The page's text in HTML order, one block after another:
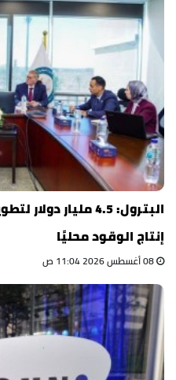
البترول: 4.5 مليار
إنتاج الوقود محليًا